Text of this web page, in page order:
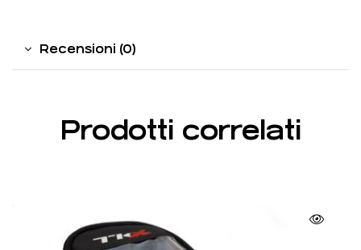
Recensioni (0)
Prodotti correlati